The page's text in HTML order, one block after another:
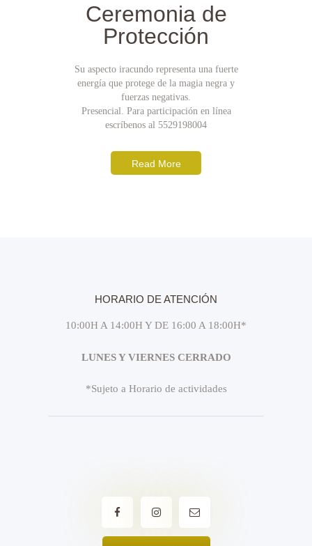
Ceremonia de
Protección
Su aspecto iracundo representa una fuerte
energía que protege de la magia negra y
fuerzas negativas.
Presencial. Para participación en línea
escríbenos al 5529198004
Read More
HORARIO DE ATENCIÓN
10:00H A 14:00H Y DE 16:00 A 18:00H*
LUNES Y VIERNES CERRADO
*Sujeto a Horario de actividades